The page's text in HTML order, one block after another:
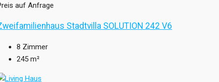
auf Anfrage
Stadtvilla SOLUTION 242 V6
8 Zimmer
245 m²